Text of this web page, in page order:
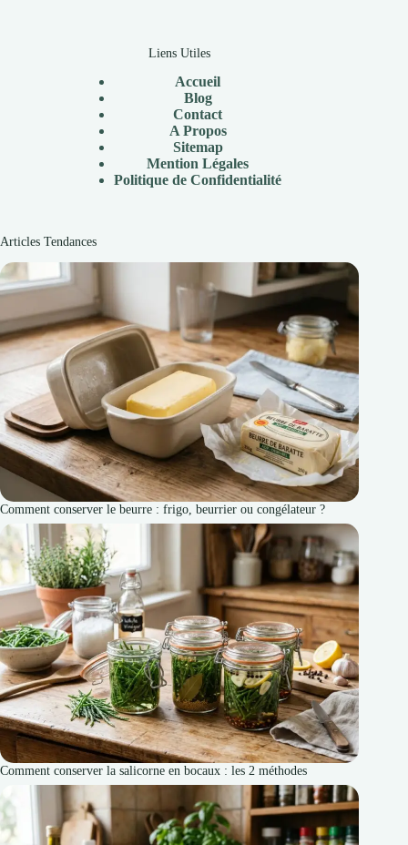
Liens Utiles
Accueil
Blog
Contact
A Propos
Sitemap
Mention Légales
Politique de Confidentialité
Articles Tendances
Comment conserver le beurre : frigo, beurrier ou congélateur ?
Comment conserver la salicorne en bocaux : les 2 méthodes